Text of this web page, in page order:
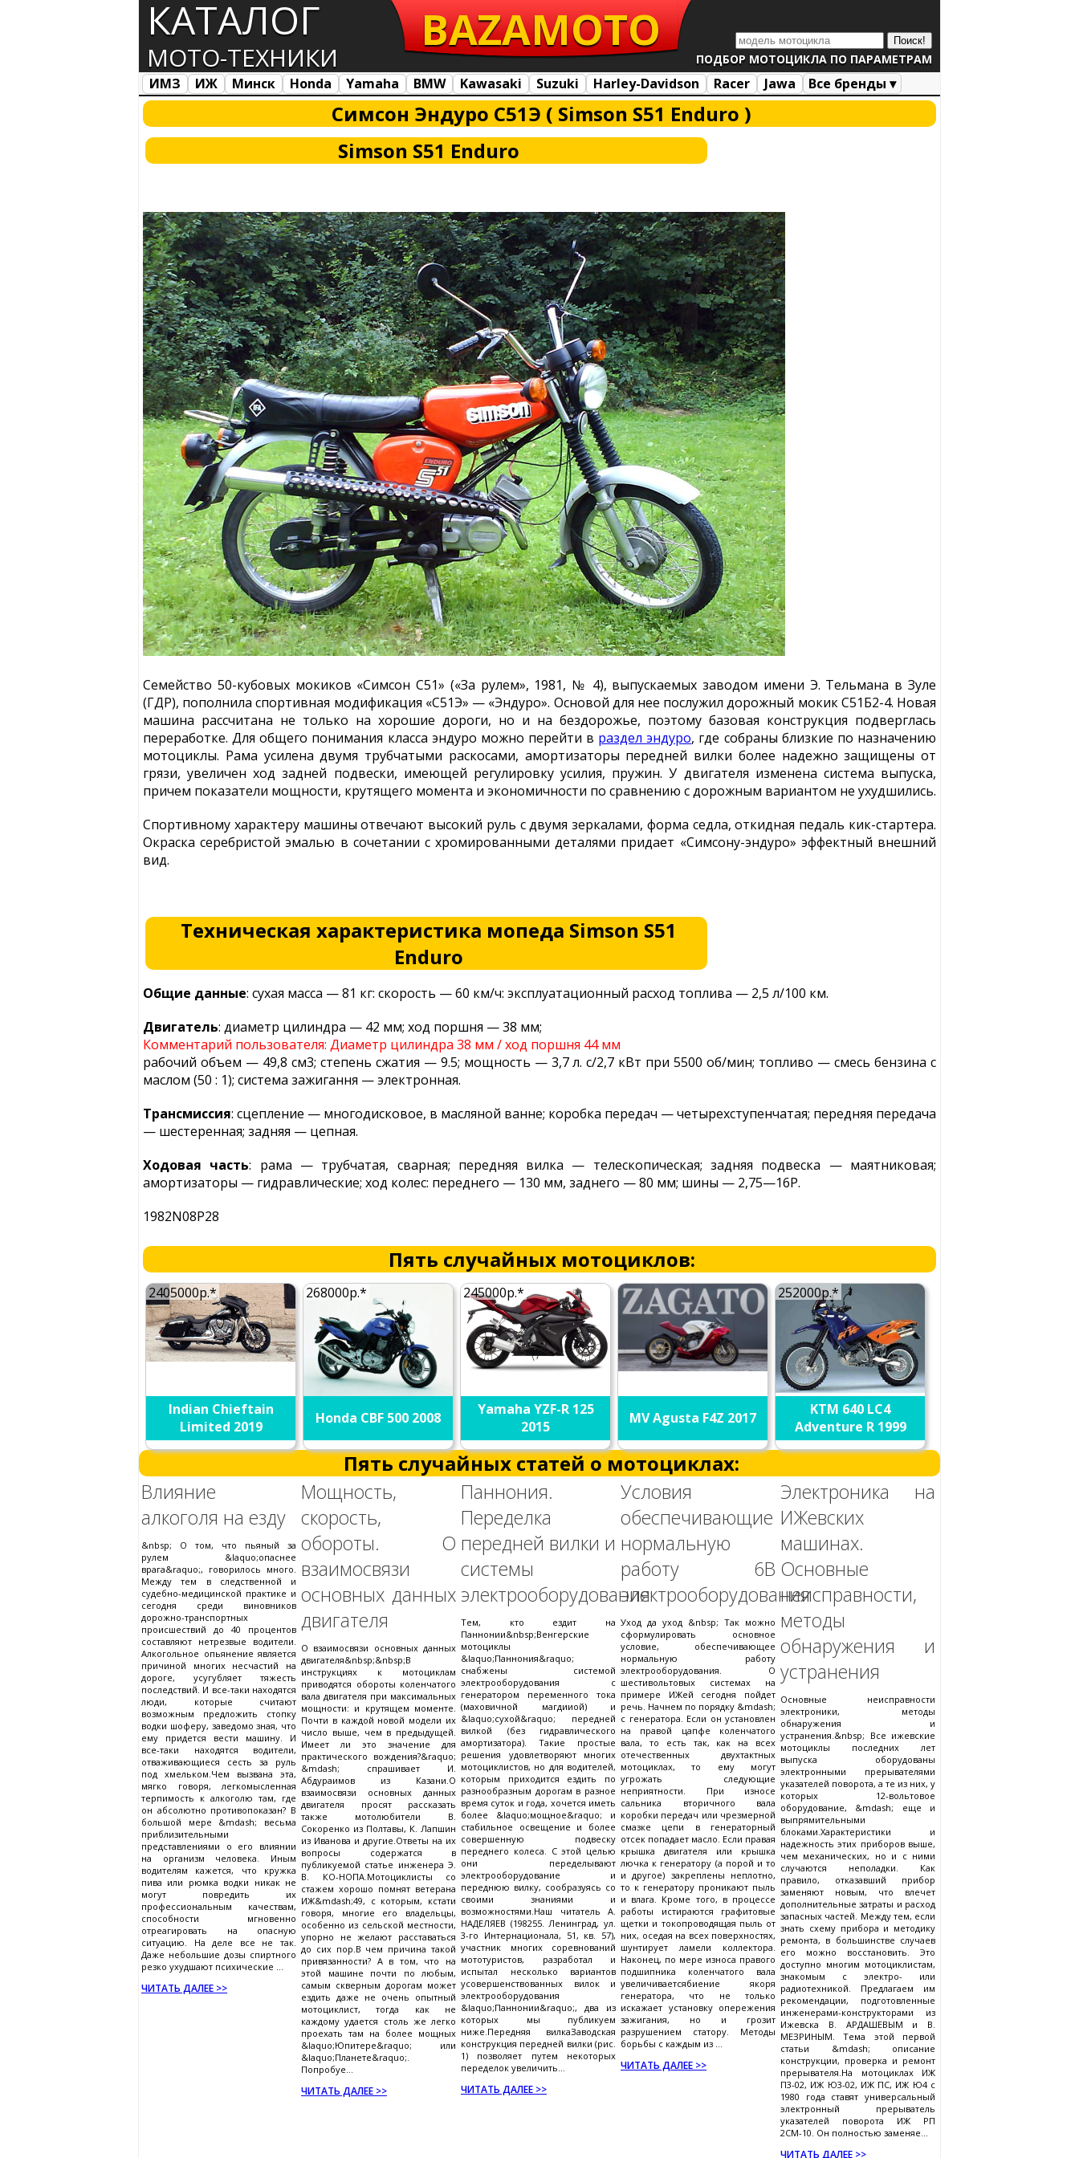
КАТАЛОГ
МОТО-ТЕХНИКИ ПОДБОР МОТОЦИКЛА ПО ПАРАМЕТРАМ
BAZAMOTO
ИМЗ ИЖ Минск Honda Yamaha BMW Kawasaki Suzuki Harley-Davidson Racer Jawa
Все бренды ▾
Все марки
Загрузка...
Симсон Эндуро С51Э ( Simson S51 Enduro )
Simson S51 Enduro
Семейство 50-кубовых мокиков «Симсон С51» («За рулем», 1981, № 4), выпускаемых заводом имени Э. Тельмана в Зуле
(ГДР), пополнила спортивная модификация «С51Э» — «Эндуро». Основой для нее послужил дорожный мокик С51Б2-4. Новая
машина рассчитана не только на хорошие дороги, но и на бездорожье, поэтому базовая конструкция подверглась
переработке. Для общего понимания класса эндуро можно перейти в раздел эндуро, где собраны близкие по назначению
мотоциклы. Рама усилена двумя трубчатыми раскосами, амортизаторы передней вилки более надежно защищены от
грязи, увеличен ход задней подвески, имеющей регулировку усилия, пружин. У двигателя изменена система выпуска,
причем показатели мощности, крутящего момента и экономичности по сравнению с дорожным вариантом не ухудшились.
Спортивному характеру машины отвечают высокий руль с двумя зеркалами, форма седла, откидная педаль кик-стартера.
Окраска серебристой эмалью в сочетании с хромированными деталями придает «Симсону-эндуро» эффектный внешний
вид.
Техническая характеристика мопеда Simson S51
Enduro
Общие данные: сухая масса — 81 кг: скорость — 60 км/ч: эксплуатационный расход топлива — 2,5 л/100 км.
Двигатель: диаметр цилиндра — 42 мм; ход поршня — 38 мм;
Комментарий пользователя: Диаметр цилиндра 38 мм / ход поршня 44 мм
рабочий объем — 49,8 см3; степень сжатия — 9.5; мощность — 3,7 л. с/2,7 кВт при 5500 об/мин; топливо — смесь бензина с
маслом (50 : 1); система зажигання — электронная.
Трансмиссия: сцепление — многодисковое, в масляной ванне; коробка передач — четырехступенчатая; передняя передача
— шестеренная; задняя — цепная.
Ходовая часть: рама — трубчатая, сварная; передняя вилка — телескопическая; задняя подвеска — маятниковая;
амортизаторы — гидравлические; ход колес: переднего — 130 мм, заднего — 80 мм; шины — 2,75—16Р.
1982N08P28
Пять случайных мотоциклов:
2405000р.*
Indian Chieftain
Limited 2019
268000р.*
Honda CBF 500 2008
245000р.*
Yamaha YZF-R 125
2015
MV Agusta F4Z 2017
252000р.*
KTM 640 LC4
Adventure R 1999
Пять случайных статей о мотоциклах:
Влияние
алкоголя на езду
&nbsp; О том, что пьяный за
рулем &laquo;опаснее
врага&raquo;, говорилось много.
Между тем в следственной и
судебно-медицинской практике и
сегодня среди виновников
дорожно-транспортных
происшествий до 40 процентов
составляют нетрезвые водители.
Алкогольное опьянение является
причиной многих несчастий на
дороге, усугубляет тяжесть
последствий. И все-таки находятся
люди, которые считают
возможным предложить стопку
водки шоферу, заведомо зная, что
ему придется вести машину. И
все-таки находятся водители,
отваживающиеся сесть за руль
под хмельком.Чем вызвана эта,
мягко говоря, легкомысленная
терпимость к алкоголю там, где
он абсолютно противопоказан? В
большой мере &mdash; весьма
приблизительными
представлениями о его влиянии
на организм человека. Иным
водителям кажется, что кружка
пива или рюмка водки никак не
могут повредить их
профессиональным качествам,
способности мгновенно
отреагировать на опасную
ситуацию. На деле все не так.
Даже небольшие дозы спиртного
резко ухудшают психические ...
ЧИТАТЬ ДАЛЕЕ >>
Мощность,
скорость,
обороты. О
взаимосвязи
основных данных
двигателя
О взаимосвязи основных данных
двигателя&nbsp;&nbsp;В
инструкциях к мотоциклам
приводятся обороты коленчатого
вала двигателя при максимальных
мощности: и крутящем моменте.
Почти в каждой новой модели их
число выше, чем в предыдущей.
Имеет ли это значение для
практического вождения?&raquo;
&mdash; спрашивает И.
Абдураимов из Казани.О
взаимосвязи основных данных
двигателя просят рассказать
также мотолюбители В.
Сокоренко из Полтавы, К. Лапшин
из Иванова и другие.Ответы на их
вопросы содержатся в
публикуемой статье инженера Э.
В. КО-НОПА.Мотоциклисты со
стажем хорошо помнят ветерана
ИЖ&mdash;49, с которым, кстати
говоря, многие его владельцы,
особенно из сельской местности,
упорно не желают расставаться
до сих пор.В чем причина такой
привязанности? А в том, что на
этой машине почти по любым,
самым скверным дорогам может
ездить даже не очень опытный
мотоциклист, тогда как не
каждому удается столь же легко
проехать там на более мощных
&laquo;Юпитере&raquo; или
&laquo;Планете&raquo;.
Попробуе...
ЧИТАТЬ ДАЛЕЕ >>
Паннония.
Переделка
передней вилки и
системы
электрооборудования
Тем, кто ездит на
Паннонии&nbsp;Венгерские
мотоциклы
&laquo;Паннония&raquo;
снабжены системой
электрооборудования с
генератором переменного тока
(маховичной магдииой) и
&laquo;сухой&raquo; передней
вилкой (без гидравлического
амортизатора). Такие простые
решения удовлетворяют многих
мотоциклистов, но для водителей,
которым приходится ездить по
разнообразным дорогам в разное
время суток и года, хочется иметь
более &laquo;мощное&raquo; и
стабильное освещение и более
совершенную подвеску
переднего колеса. С этой целью
они переделывают
электрооборудование и
переднюю вилку, сообразуясь со
своими знаниями и
возможностями.Наш читатель А.
НАДЕЛЯЕВ (198255. Ленинград, ул.
3-го Интернационала, 51, кв. 57),
участник многих соревнований
мототуристов, разработал и
испытал несколько вариантов
усовершенствованных вилок и
электрооборудования
&laquo;Паннонии&raquo;, два из
которых мы публикуем
ниже.Передняя вилкаЗаводская
конструкция передней вилки (рис.
1) позволяет путем некоторых
переделок увеличить...
ЧИТАТЬ ДАЛЕЕ >>
Условия
обеспечивающие
нормальную
работу 6В
электрооборудования
Уход да уход &nbsp; Так можно
сформулировать основное
условие, обеспечивающее
нормальную работу
электрооборудования. О
шестивольтовых системах на
примере ИЖей сегодня пойдет
речь. Начнем по порядку &mdash;
с генератора. Если он установлен
на правой цапфе коленчатого
вала, то есть так, как на всех
отечественных двухтактных
мотоциклах, то ему могут
угрожать следующие
неприятности. При износе
сальника вторичного вала
коробки передач или чрезмерной
смазке цепи в генераторный
отсек попадает масло. Если правая
крышка двигателя или крышка
лючка к генератору (а порой и то
и другое) закреплены неплотно,
то к генератору проникают пыль
и влага. Кроме того, в процессе
работы истираются графитовые
щетки и токопроводящая пыль от
них, оседая на всех поверхностях,
шунтирует ламели коллектора.
Наконец, по мере износа правого
подшипника коленчатого вала
увеличиваетсябиение якоря
генератора, что не только
искажает установку опережения
зажигания, но и грозит
разрушением статору. Методы
борьбы с каждым из ...
ЧИТАТЬ ДАЛЕЕ >>
Электроника на
ИЖевских
машинах.
Основные
неисправности,
методы
обнаружения и
устранения
Основные неисправности
электроники, методы
обнаружения и
устранения.&nbsp; Все ижевские
мотоциклы последних лет
выпуска оборудованы
электронными прерывателями
указателей поворота, а те из них, у
которых 12-вольтовое
оборудование, &mdash; еще и
выпрямительными
блоками.Характеристики и
надежность этих приборов выше,
чем механических, но и с ними
случаются неполадки. Как
правило, отказавший прибор
заменяют новым, что влечет
дополнительные затраты и расход
запасных частей. Между тем, если
знать схему прибора и методику
ремонта, в большинстве случаев
его можно восстановить. Это
доступно многим мотоциклистам,
знакомым с электро- или
радиотехникой. Предлагаем им
рекомендации, подготовленные
инженерами-конструкторами из
Ижевска В. АРДАШЕВЫМ и В.
МЕЗРИНЫМ. Тема этой первой
статьи &mdash; описание
конструкции, проверка и ремонт
прерывателя.На мотоциклах ИЖ
П3-02, ИЖ Ю3-02, ИЖ ПС, ИЖ Ю4 с
1980 года ставят универсальный
электронный прерыватель
указателей поворота ИЖ РП
2СМ-10. Он полностью заменяе...
ЧИТАТЬ ДАЛЕЕ >>